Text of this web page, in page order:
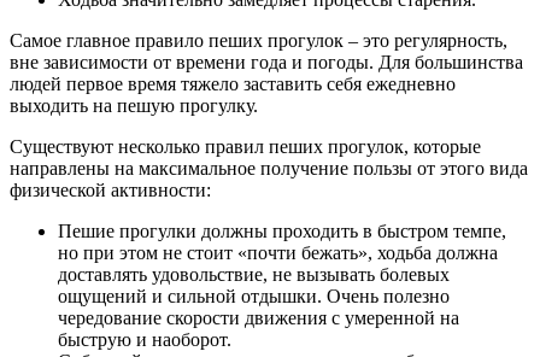
Самое главное правило пеших прогулок – это регулярность,
вне зависимости от времени года и погоды. Для большинства
людей первое время тяжело заставить себя ежедневно
выходить на пешую прогулку.
Существуют несколько правил пеших прогулок, которые
направлены на максимальное получение пользы от этого вида
физической активности:
Пешие прогулки должны проходить в быстром темпе,
но при этом не стоит «почти бежать», ходьба должна
доставлять удовольствие, не вызывать болевых
ощущений и сильной отдышки. Очень полезно
чередование скорости движения с умеренной на
быструю и наоборот.